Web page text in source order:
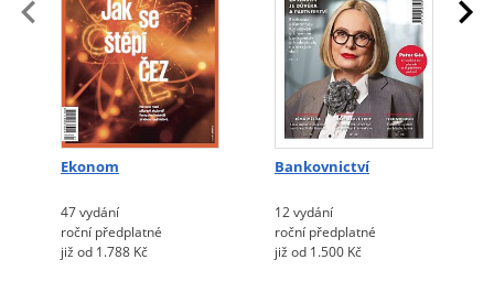
Ekonom
47 vydání
roční předplatné
již od 1.788 Kč
Bankovnictví
12 vydání
roční předplatné
již od 1.500 Kč